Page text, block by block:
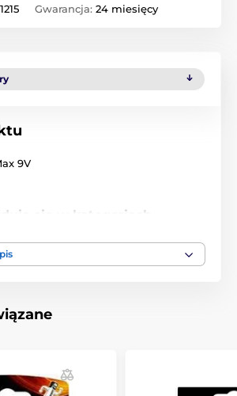
Gwarancja: 24 miesięcy
9V
się w kategoriach
obroży treningowych
obroży GPS